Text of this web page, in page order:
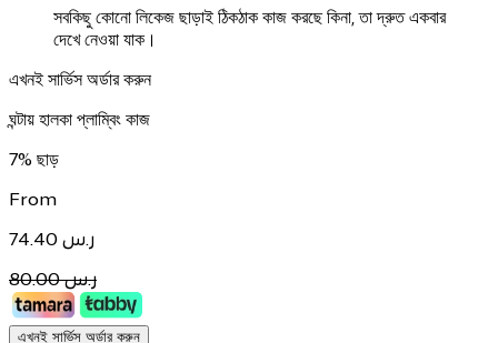
সবকিছু কোনো লিকেজ ছাড়াই ঠিকঠাক কাজ করছে কিনা, তা দ্রুত একবার
দেখে নেওয়া যাক।
এখনই সার্ভিস অর্ডার করুন
ঘন্টায় হালকা প্লাম্বিং কাজ
7% ছাড়
From
74.40 ر.س
80.00 ر.س
এখনই সার্ভিস অর্ডার করুন